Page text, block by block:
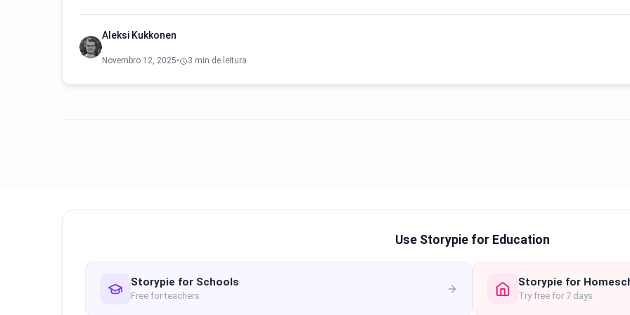
Aleksi Kukkonen
Novembro 12, 2025• 3 min de leitura
Use Storypie for Education
Storypie for Schools
Free for teachers
Storypie for
Try free for 7 days